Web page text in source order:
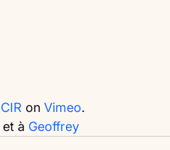
CIR on Vimeo.
et à Geoffrey